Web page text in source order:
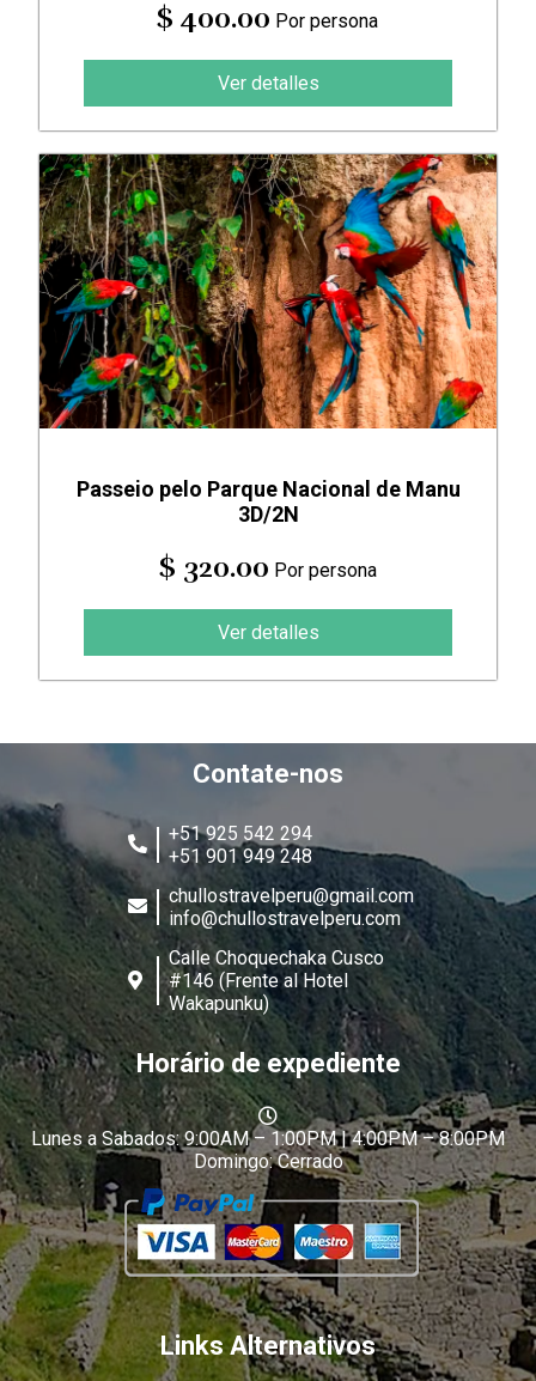
$ 400.00 Por persona
Ver detalles
Passeio pelo Parque Nacional de Manu
3D/2N
$ 320.00 Por persona
Ver detalles
Contate-nos
+51 925 542 294
+51 901 949 248
chullostravelperu@gmail.com
info@chullostravelperu.com
Calle Choquechaka Cusco
#146 (Frente al Hotel
Wakapunku)
Horário de expediente
Lunes a Sabados: 9:00AM – 1:00PM | 4:00PM – 8:00PM
Domingo: Cerrado
Links Alternativos